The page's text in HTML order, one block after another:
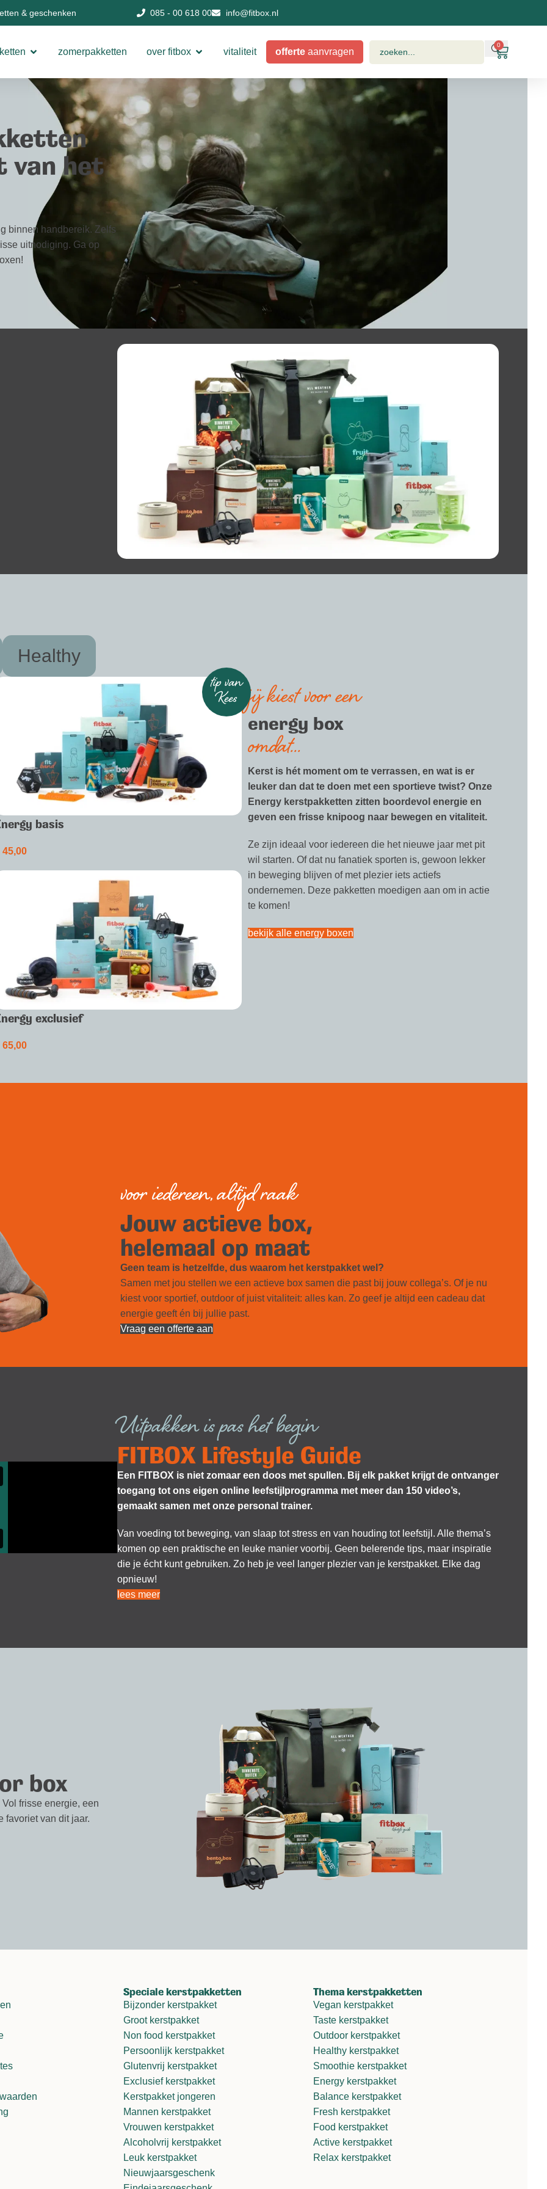
& geschenken 085 - 00 618 00 info@fitbox.nl
zomerpakketten over fitbox vitaliteit offerte aanvragen
0
van het
binnen handbereik. Zelfs
uitnodiging. Ga op
Healthy
basis
45,00
tip van
Kees
exclusief
65,00
jij kiest voor een
energy box
omdat...
Kerst is hét moment om te verrassen, en wat is er
leuker dan dat te doen met een sportieve twist? Onze
Energy kerstpakketten zitten boordevol energie en
geven een frisse knipoog naar bewegen en vitaliteit.
Ze zijn ideaal voor iedereen die het nieuwe jaar met pit
wil starten. Of dat nu fanatiek sporten is, gewoon lekker
in beweging blijven of met plezier iets actiefs
ondernemen. Deze pakketten moedigen aan om in actie
te komen!
bekijk alle energy boxen
voor iedereen, altijd raak
Jouw actieve box,
helemaal op maat
Geen team is hetzelfde, dus waarom het kerstpakket wel?
Samen met jou stellen we een actieve box samen die past bij jouw collega’s. Of je nu
kiest voor sportief, outdoor of juist vitaliteit: alles kan. Zo geef je altijd een cadeau dat
energie geeft én bij jullie past.
Vraag een offerte aan
Uitpakken is pas het begin
FITBOX Lifestyle Guide
Een FITBOX is niet zomaar een doos met spullen. Bij elk pakket krijgt de ontvanger
toegang tot ons eigen online leefstijlprogramma met meer dan 150 video’s,
gemaakt samen met onze personal trainer.
Van voeding tot beweging, van slaap tot stress en van houding tot leefstijl. Alle thema’s
komen op een praktische en leuke manier voorbij. Geen belerende tips, maar inspiratie
die je écht kunt gebruiken. Zo heb je veel langer plezier van je kerstpakket. Elke dag
opnieuw!
lees meer
box
frisse energie, een
favoriet van dit jaar.
Speciale kerstpakketten
Bijzonder kerstpakket
Groot kerstpakket
Non food kerstpakket
Persoonlijk kerstpakket
Glutenvrij kerstpakket
Exclusief kerstpakket
Kerstpakket jongeren
Mannen kerstpakket
Vrouwen kerstpakket
Alcoholvrij kerstpakket
Leuk kerstpakket
Nieuwjaarsgeschenk
Thema kerstpakketten
Vegan kerstpakket
Taste kerstpakket
Outdoor kerstpakket
Healthy kerstpakket
Smoothie kerstpakket
Energy kerstpakket
Balance kerstpakket
Fresh kerstpakket
Food kerstpakket
Active kerstpakket
Relax kerstpakket